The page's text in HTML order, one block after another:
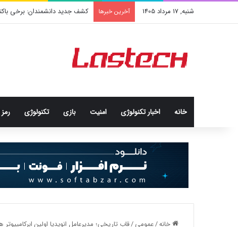
شنبه, 17 مرداد 1405 آخرین خبرها کشف جدید دانشمندان: برخی
خانه اخبار تکنولوژی امنيت بازی تکنولوژی رمز
خانه/عمومی/قاب تاریخی؛ مدیرعامل انویدیا اولین